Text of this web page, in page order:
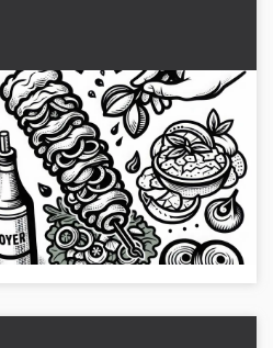
Dessins à colorier de döner
en plat principal gratuit
Télécharge ce modèle de
coloriage gratuit d'un kebab en plat
principal. Une pause créative
garantie !...